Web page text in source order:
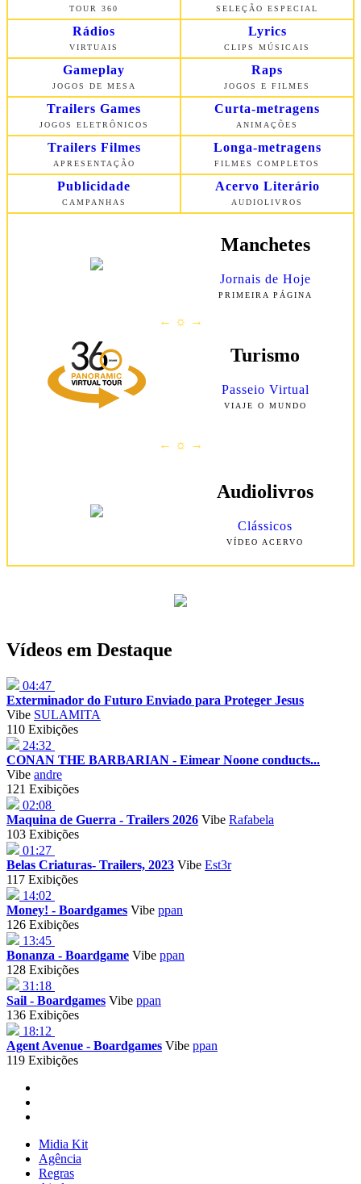
TOUR 360 SELEÇÃO ESPECIAL
Rádios
VIRTUAIS
Lyrics
CLIPS MÚSICAIS
Gameplay
JOGOS DE MESA
Raps
JOGOS E FILMES
Trailers Games
JOGOS ELETRÔNICOS
Curta-metragens
ANIMAÇÕES
Trailers Filmes
APRESENTAÇÃO
Longa-metragens
FILMES COMPLETOS
Publicidade
CAMPANHAS
Acervo Literário
AUDIOLIVROS
Manchetes
Jornais de Hoje
PRIMEIRA PÁGINA
← ☼ →
Turismo
Passeio Virtual
VIAJE O MUNDO
← ☼ →
Audiolivros
Clássicos
VÍDEO ACERVO
Vídeos em Destaque
04:47
Exterminador do Futuro Enviado para Proteger Jesus
Vibe SULAMITA
110 Exibições
24:32
CONAN THE BARBARIAN - Eimear Noone conducts...
Vibe andre
121 Exibições
02:08
Maquina de Guerra - Trailers 2026 Vibe Rafabela
103 Exibições
01:27
Belas Criaturas- Trailers, 2023 Vibe Est3r
117 Exibições
14:02
Money! - Boardgames Vibe ppan
126 Exibições
13:45
Bonanza - Boardgame Vibe ppan
128 Exibições
31:18
Sail - Boardgames Vibe ppan
136 Exibições
18:12
Agent Avenue - Boardgames Vibe ppan
119 Exibições
Midia Kit
Agência
Regras